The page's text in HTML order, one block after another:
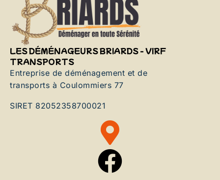
LES DÉMÉNAGEURS BRIARDS - VIRF
TRANSPORTS
Entreprise de déménagement et de
transports à Coulommiers 77
SIRET 82052358700021